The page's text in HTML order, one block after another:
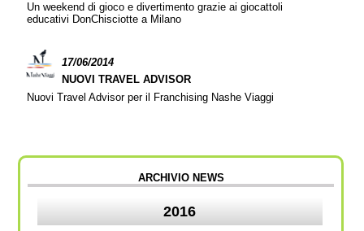
Un weekend di gioco e divertimento grazie ai giocattoli
educativi DonChisciotte a Milano
17/06/2014
NUOVI TRAVEL ADVISOR
Nuovi Travel Advisor per il Franchising Nashe Viaggi
ARCHIVIO NEWS
2016